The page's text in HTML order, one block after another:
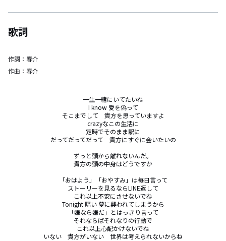
歌詞
作詞： 春介
作曲： 春介
一生一緒にいてたいね
I know 愛を偽って
そこまでして　貴方を思っていますよ
crazyなこの生活に
定時でそのまま駅に
だってだってだって　貴方にすぐに会いたいの
ずっと頭から離れないんだ。
貴方の頭の中身はどうですか
「おはよう」「おやすみ」は毎日言って
ストーリーを見るならLINE返して
これ以上不安にさせないでね
Tonight 暗い 夢に襲われてしまうから
「嫌なら嫌だ」とはっきり言って
それならばそれなりの行動で
これ以上心配かけないでね
いない　貴方がいない　世界は考えられないからね